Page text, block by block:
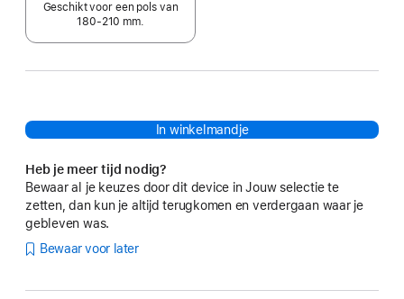
Geschikt voor een pols van
180-210 mm.
In winkelmandje
Heb je meer tijd nodig?
Bewaar al je keuzes door dit device in Jouw selectie te
zetten, dan kun je altijd terugkomen en verdergaan waar je
gebleven was.
Bewaar voor later